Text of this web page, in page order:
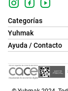
Categorías
Yuhmak
Ayuda / Contacto